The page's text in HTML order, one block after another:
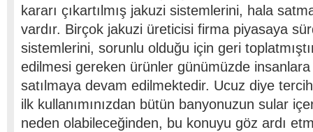
kararı çıkartılmış jakuzi sistemlerini, hala
vardır. Birçok jakuzi üreticisi firma piyasaya
sistemlerini, sorunlu olduğu için geri
edilmesi gereken ürünler günümüzde
satılmaya devam edilmektedir. Ucuz diye
ilk kullanımınızdan bütün banyonuzun sular
neden olabileceğinden, bu konuyu göz ardı